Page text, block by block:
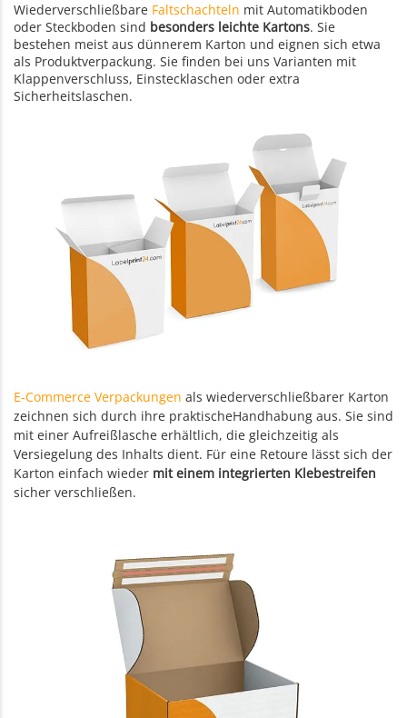
Wiederverschließbare Faltschachteln mit Automatikboden
oder Steckboden sind besonders leichte Kartons. Sie
bestehen meist aus dünnerem Karton und eignen sich etwa
als Produktverpackung. Sie finden bei uns Varianten mit
Klappenverschluss, Einstecklaschen oder extra
Sicherheitslaschen.
E-Commerce Verpackungen als wiederverschließbarer Karton
zeichnen sich durch ihre praktischeHandhabung aus. Sie sind
mit einer Aufreißlasche erhältlich, die gleichzeitig als
Versiegelung des Inhalts dient. Für eine Retoure lässt sich der
Karton einfach wieder mit einem integrierten Klebestreifen
sicher verschließen.